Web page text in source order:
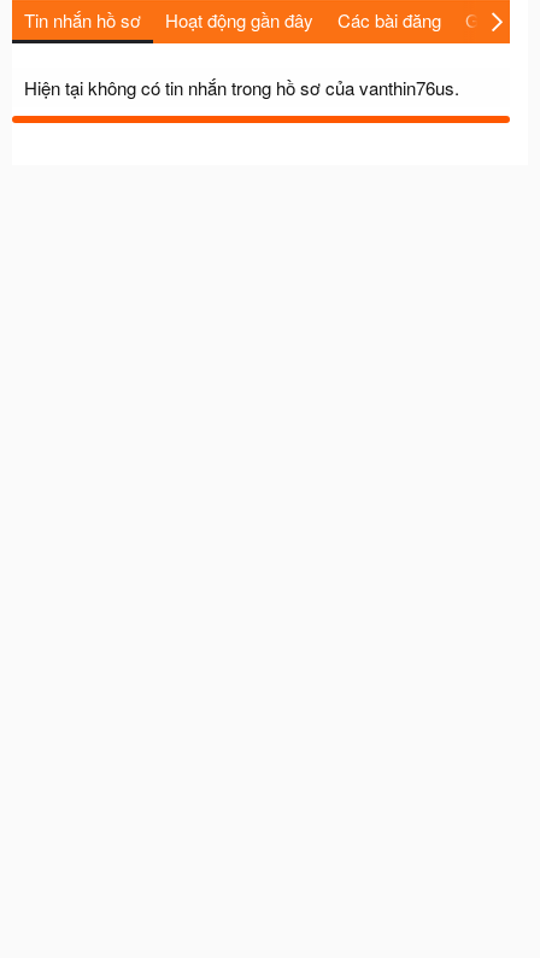
Tin nhắn hồ sơ Hoạt động gần đây Các bài đăng Giới thiệu
Hiện tại không có tin nhắn trong hồ sơ của vanthin76us.